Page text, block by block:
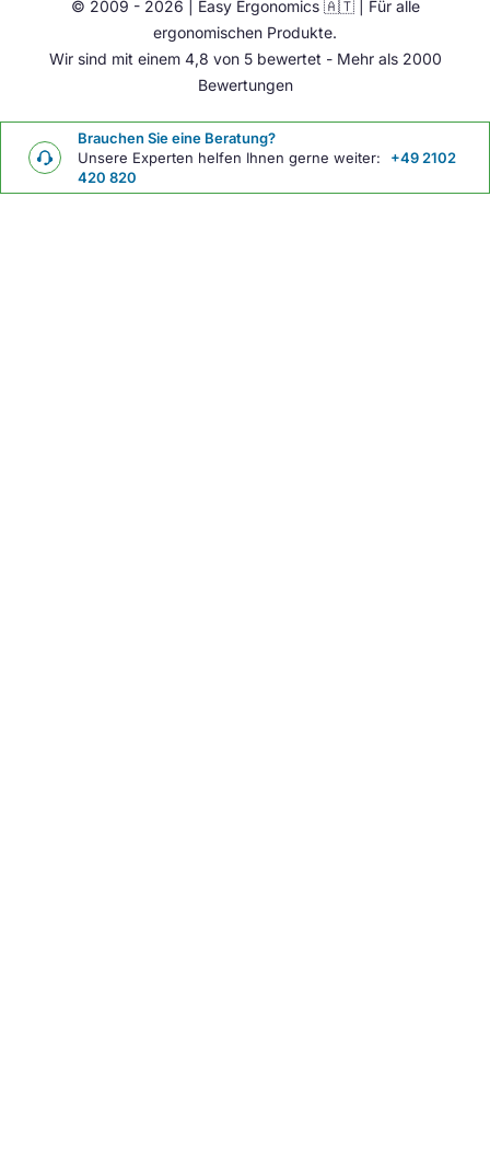
Brauchen Sie eine Beratung?
Unsere Experten helfen Ihnen gerne weiter:
+49 2102
420 820
Übrige
© 2009 - 2026 | Easy Ergonomics 🇦🇹 | Für alle
ergonomischen Produkte.
Wir sind mit einem 4,8 von 5 bewertet - Mehr als 2000
Bewertungen